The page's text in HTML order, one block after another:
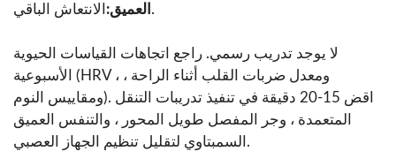
العميق: الانتعاش الباقي.
لا يوجد تدريب رسمي. راجع اتجاهات القياسات الحيوية
الأسبوعية (HRV ، ومعدل ضربات القلب أثناء الراحة ،
ومقاييس النوم). اقض 15-20 دقيقة في تنفيذ تدريبات التنقل
المتعمدة ، وجر المفصل طويل المحور ، والتنفس العميق
السمبتاوي لتقليل تنظيم الجهاز العصبي.